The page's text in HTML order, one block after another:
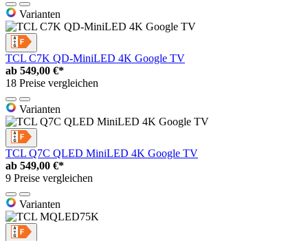
Varianten
TCL C7K QD-MiniLED 4K Google TV
ab 549,00 €*
18 Preise vergleichen
Varianten
TCL Q7C QLED MiniLED 4K Google TV
ab 549,00 €*
9 Preise vergleichen
Varianten